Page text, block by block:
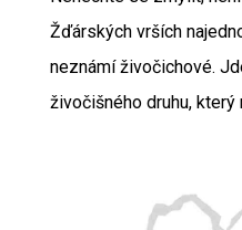
Žďárských vrších
neznámí živočichové.
živočišného druhu,